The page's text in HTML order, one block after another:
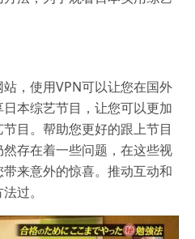
，使用VPN可以让您在国外
本综艺节目，让您可以更加
目。帮助您更好的跟上节目
存在着一些问题，在这些视
来意外的惊喜。推动互动和
过。